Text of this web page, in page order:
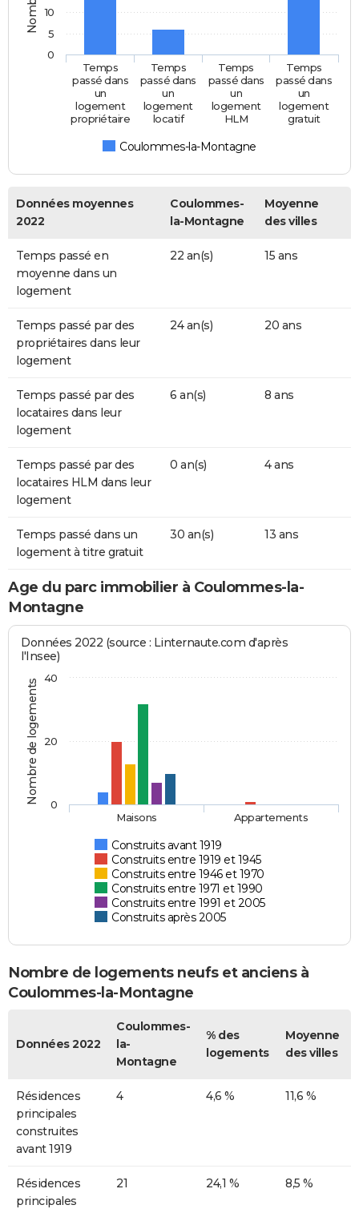
Coulommes-la-Montagne
Temps
passé dans
un
logement
propriétaire
Temps
passé dans
un
logement
locatif
Temps
passé dans
un
logement
HLM
Temps
passé dans
un
logement
gratuit
0
5
10
Données moyennes
2022
Coulommes-
la-Montagne
Moyenne
des villes
Temps passé en
moyenne dans un
logement
22 an(s) 15 ans
Temps passé par des
propriétaires dans leur
logement
24 an(s) 20 ans
Temps passé par des
locataires dans leur
logement
6 an(s) 8 ans
Temps passé par des
locataires HLM dans leur
logement
0 an(s) 4 ans
Temps passé dans un
logement à titre gratuit
30 an(s) 13 ans
Age du parc immobilier à Coulommes-la-
Montagne
Nombre de logements
Données 2022 (source : Linternaute.com d'après
l'Insee)
Construits avant 1919
Construits entre 1919 et 1945
Construits entre 1946 et 1970
Construits entre 1971 et 1990
Construits entre 1991 et 2005
Construits après 2005
Maisons Appartements
0
20
40
Nombre de logements neufs et anciens à
Coulommes-la-Montagne
Données 2022
Coulommes-
la-
Montagne
% des
logements
Moyenne
des villes
Résidences
principales
construites
avant 1919
4 4,6 % 11,6 %
Résidences
principales
21 24,1 % 8,5 %